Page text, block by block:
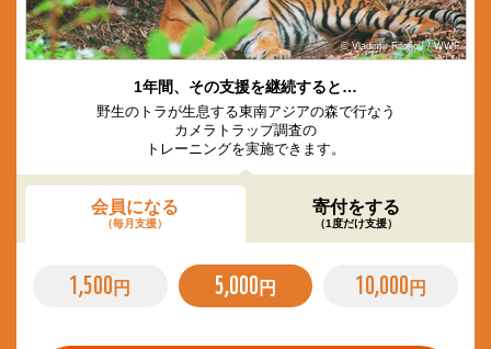
© Vladimir Filonov / WWF
1年間、その支援を継続すると…
野生のトラが生息する東南アジアの森で行なう
カメラトラップ調査の
トレーニングを実施できます。
会員になる
（毎月支援）
寄付をする
（1度だけ支援）
1,500 円 5,000 円 10,000 円